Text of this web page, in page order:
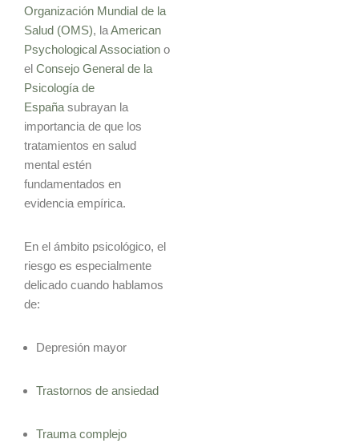
Organización Mundial de la
Salud (OMS), laAmerican
Psychological Association o
el Consejo General de la
Psicología de
Españasubrayan la
importancia de que los
tratamientos en salud
mental estén
fundamentados en
evidencia empírica.
En el ámbito psicológico, el
riesgo es especialmente
delicado cuando hablamos
de:
Depresión mayor
Trastornos de ansiedad
Trauma complejo